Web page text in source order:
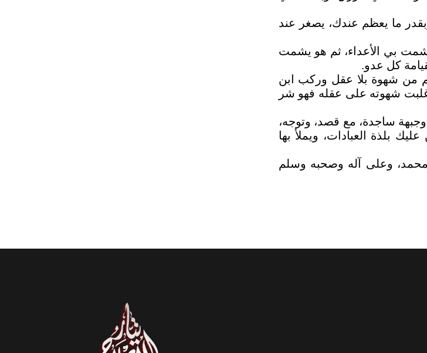
ما يعظم عندك، يصغر عند
بي الأعداء، ثم هو يشمت
كل عدو.
من شهوة بلا عقل وركب ابن
شهوته على عقله فهو شر
ساجدة، مع قصد، وتوجه،
بلذة العبادات، ويملأ بها
محمد، وعلى آله وصحبه وسلم